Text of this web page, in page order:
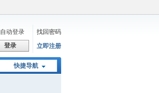
自动登录
找回密码
登录
立即注册
快捷导航